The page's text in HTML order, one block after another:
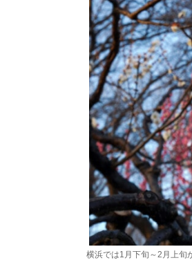
横浜では1月下旬～2月上旬